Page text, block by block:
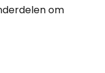
om